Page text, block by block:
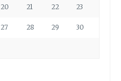
20 21 22 23
27 28 29 30